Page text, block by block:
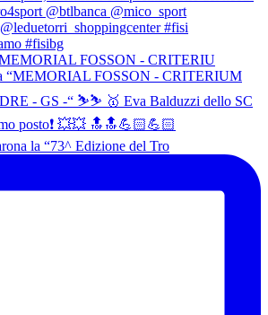
FOSSON - CRITERIU
la “73^ Edizione del Tro